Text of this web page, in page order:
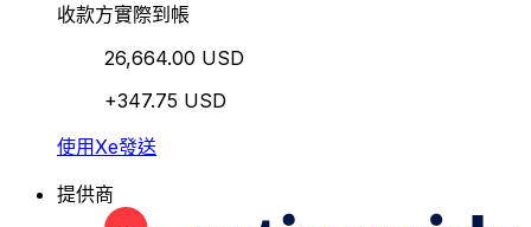
收款方實際到帳
26,664.00 USD
+347.75 USD
使用Xe發送
提供商